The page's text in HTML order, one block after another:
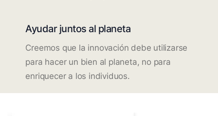
Ayudar juntos al planeta
Creemos que la innovación debe utilizarse
para hacer un bien al planeta, no para
enriquecer a los individuos.